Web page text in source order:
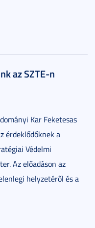
az SZTE-n
Kar Feketesas
érdeklődőknek a
Védelmi
Az előadáson az
helyzetéről és a